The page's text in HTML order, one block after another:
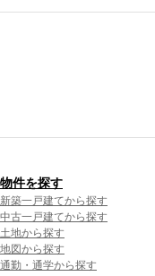
物件を探す
新築一戸建てから探す
中古一戸建てから探す
土地から探す
地図から探す
通勤・通学から探す